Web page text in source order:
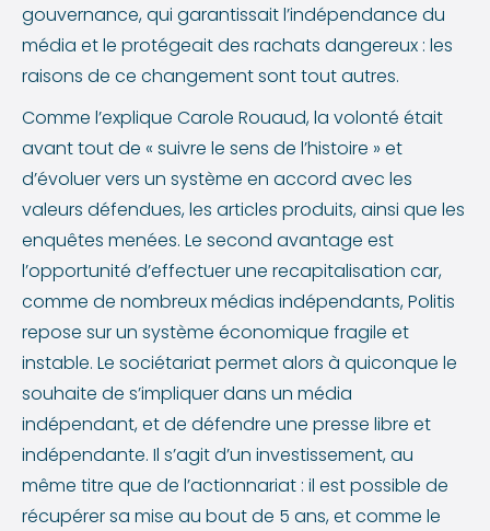
gouvernance, qui garantissait l’indépendance du
média et le protégeait des rachats dangereux : les
raisons de ce changement sont tout autres.
Comme l’explique Carole Rouaud, la volonté était
avant tout de « suivre le sens de l’histoire » et
d’évoluer vers un système en accord avec les
valeurs défendues, les articles produits, ainsi que les
enquêtes menées. Le second avantage est
l’opportunité d’effectuer une recapitalisation car,
comme de nombreux médias indépendants, Politis
repose sur un système économique fragile et
instable. Le sociétariat permet alors à quiconque le
souhaite de s’impliquer dans un média
indépendant, et de défendre une presse libre et
indépendante. Il s’agit d’un investissement, au
même titre que de l’actionnariat : il est possible de
récupérer sa mise au bout de 5 ans, et comme le